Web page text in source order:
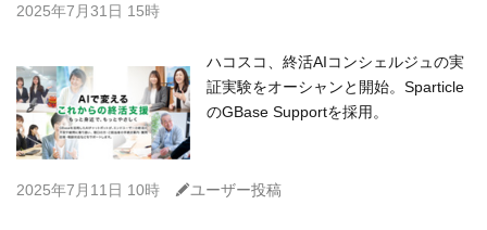
2025年7月31日 15時
ハコスコ、終活AIコンシェルジュの実
証実験をオーシャンと開始。Sparticle
のGBase Supportを採用。
2025年7月11日 10時 Cユーザー投稿